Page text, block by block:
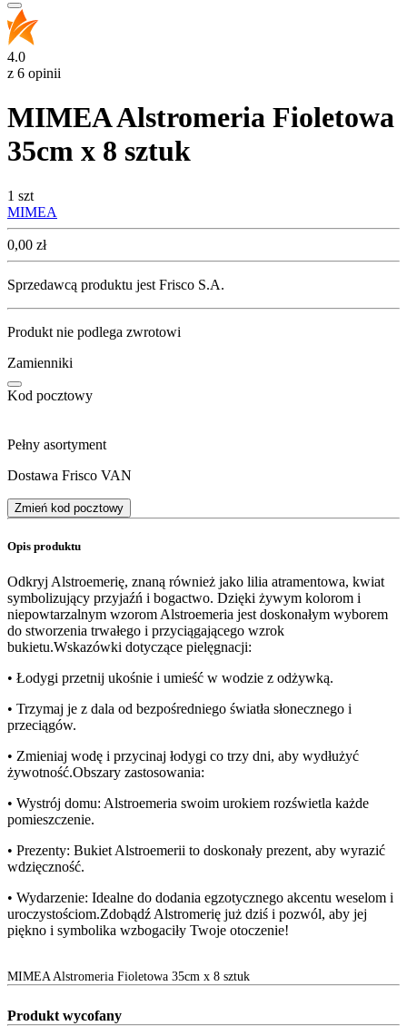
4.0
z 6 opinii
MIMEA Alstromeria Fioletowa
35cm x 8 sztuk
1 szt
MIMEA
Cena
0,00 zł
Sprzedawcą produktu jest Frisco S.A.
Produkt nie podlega zwrotowi
Zamienniki
Kod pocztowy
Pełny asortyment
Dostawa Frisco VAN
Zmień kod pocztowy
Opis produktu
Odkryj Alstroemerię, znaną również jako lilia atramentowa, kwiat
symbolizujący przyjaźń i bogactwo. Dzięki żywym kolorom i
niepowtarzalnym wzorom Alstroemeria jest doskonałym wyborem
do stworzenia trwałego i przyciągającego wzrok
bukietu.Wskazówki dotyczące pielęgnacji:
• Łodygi przetnij ukośnie i umieść w wodzie z odżywką.
• Trzymaj je z dala od bezpośredniego światła słonecznego i
przeciągów.
• Zmieniaj wodę i przycinaj łodygi co trzy dni, aby wydłużyć
żywotność.Obszary zastosowania:
• Wystrój domu: Alstroemeria swoim urokiem rozświetla każde
pomieszczenie.
• Prezenty: Bukiet Alstroemerii to doskonały prezent, aby wyrazić
wdzięczność.
• Wydarzenie: Idealne do dodania egzotycznego akcentu weselom i
uroczystościom.Zdobądź Alstromerię już dziś i pozwól, aby jej
piękno i symbolika wzbogaciły Twoje otoczenie!
MIMEA Alstromeria Fioletowa 35cm x 8 sztuk
Produkt wycofany